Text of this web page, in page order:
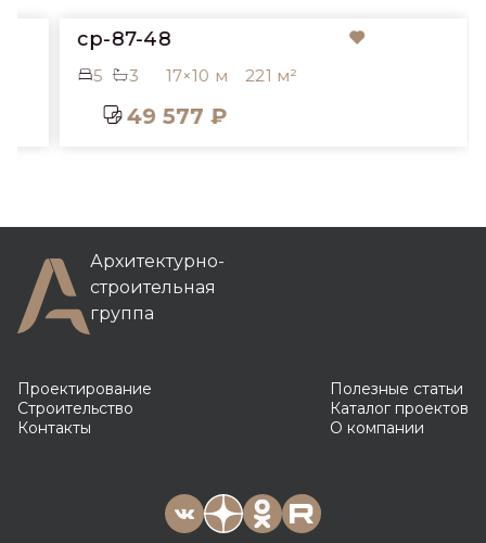
cp-87-48
5 3 17×10 м 221 м²
49 577 ₽
Архитектурно-
строительная
группа
Проектирование
Строительство
Контакты
Полезные статьи
Каталог проектов
О компании